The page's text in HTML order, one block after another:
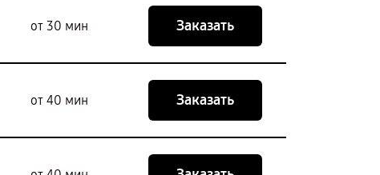
от 30 мин Заказать
от 40 мин Заказать